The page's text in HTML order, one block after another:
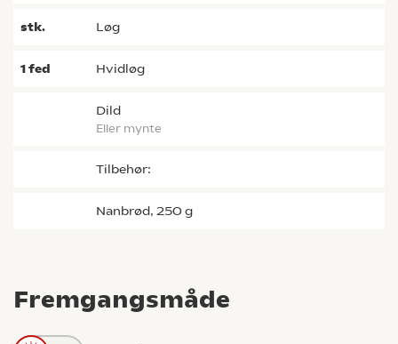
Fremgangsmåde
stk. løg
1fed hvidløg
dild
eller mynte
Tilbehør:
Nanbrød, 250 g